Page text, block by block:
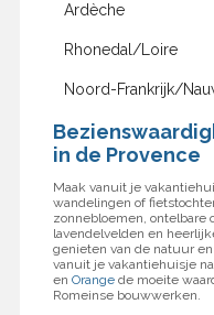
Ardèche
Rhonedal/Loire
Noord-Frankrijk/
in de Provence
Maak vanuit je
wandelingen of
zonnebloemen, ontelbare
lavendelvelden en
genieten van de natuur
vanuit je vakantiehuisje
en Orangede moeite
Romeinse bouwwerken.